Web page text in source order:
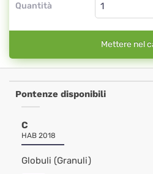
Quantità
Mettere nel
Pontenze disponibili
C
HAB 2018
Globuli (Granuli)